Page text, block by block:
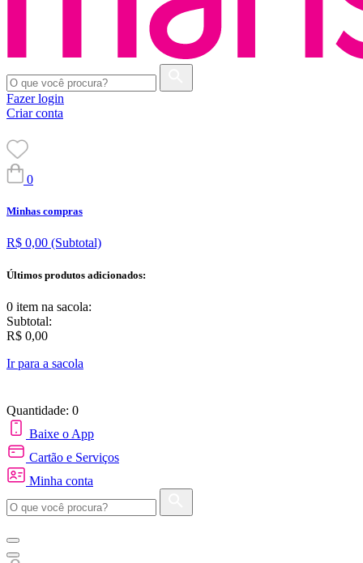
Fazer login
Criar conta
0
Minhas compras
R$ 0,00 (Subtotal)
Últimos produtos adicionados:
0 item na sacola:
Subtotal:
R$ 0,00
Ir para a sacola
Quantidade: 0
Baixe o App
Cartão e Serviços
Minha conta